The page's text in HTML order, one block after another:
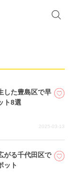
した豊島区で早
ト8選
2025-03-13
がる千代田区で
ット